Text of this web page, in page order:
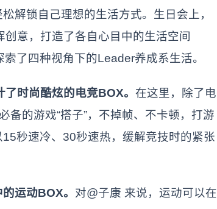
锁自己理想的生活方式。生日会上，
意，打造了各自心目中的生活空间
了四种视角下的Leader养成系生活。
时尚酷炫的电竞BOX。 在这里，除了电
的游戏“搭子”，不掉帧、不卡顿，打游
秒速冷、30秒速热，缓解竞技时的紧张
运动BOX。 对@子康 来说，运动可以在